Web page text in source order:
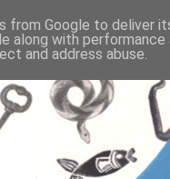
from Google to deliver
along with
and address abuse.